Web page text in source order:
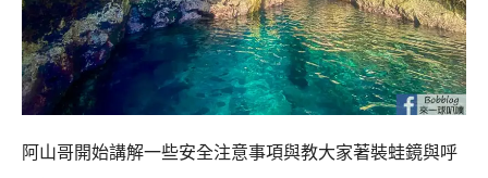
阿山哥開始講解一些安全注意事項與教大家著裝蛙鏡與呼